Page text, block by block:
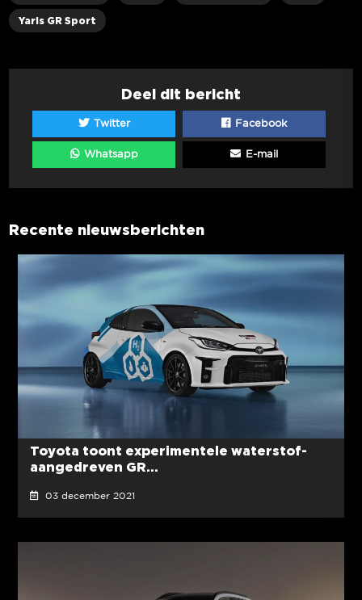
Yaris GR Sport
Deel dit bericht
Twitter Facebook
Whatsapp E-mail
Recente nieuwsberichten
Toyota toont experimentele waterstof-
aangedreven GR...
03 december 2021